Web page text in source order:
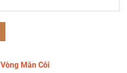
Vòng Mân Côi